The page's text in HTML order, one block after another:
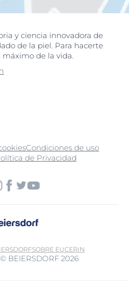
y ciencia innovadora de
de la piel. Para hacerte
de la vida.
Condiciones de uso
de Privacidad
SOBRE EUCERIN
BEIERSDORF 2026